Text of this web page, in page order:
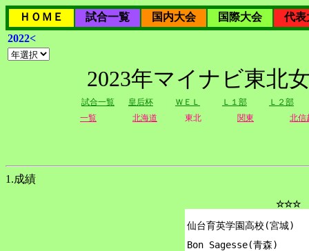
ＨＯＭＥ 試合一覧 国内大会 国際大会
代表
2022<
2023年マイナビ東北
試合一覧 皇后杯 ＷＥＬ Ｌ１部
Ｌ２部
一覧
北海道 東北 関東 北信
1.成績
☆☆☆
仙台育英学園高校(宮城)
Bon Sagesse(青森)